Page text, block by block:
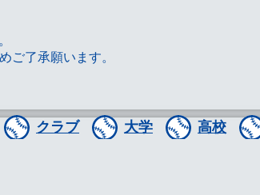
ご了承願います。
クラブ 大学 高校